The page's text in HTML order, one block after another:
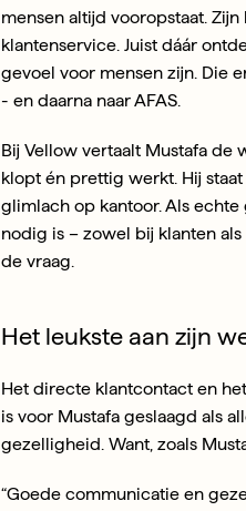
mensen altijd vooropstaat.
klantenservice. Juist dáár
gevoel voor mensen zijn. Die
- en daarna naar AFAS.
Bij Vellow vertaalt Mustafa de
klopt én prettig werkt. Hij
glimlach op kantoor. Als
nodig is – zowel bij klanten
de vraag.
Het leukste aan zijn
Het directe klantcontact en
is voor Mustafa geslaagd als
gezelligheid. Want, zoals
“Goede communicatie en